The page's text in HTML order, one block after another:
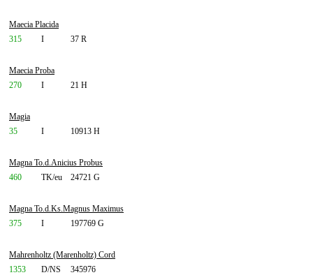
Maecia Placida
315
I 37 R
Maecia Proba
270
I 21 H
Magia
35
I 10913 H
Magna To.d.Anicius Probus
460
TK/eu 24721 G
Magna To.d.Ks.Magnus Maximus
375
I 197769 G
Mahrenholtz (Marenholtz) Cord
1353
D/NS 345976